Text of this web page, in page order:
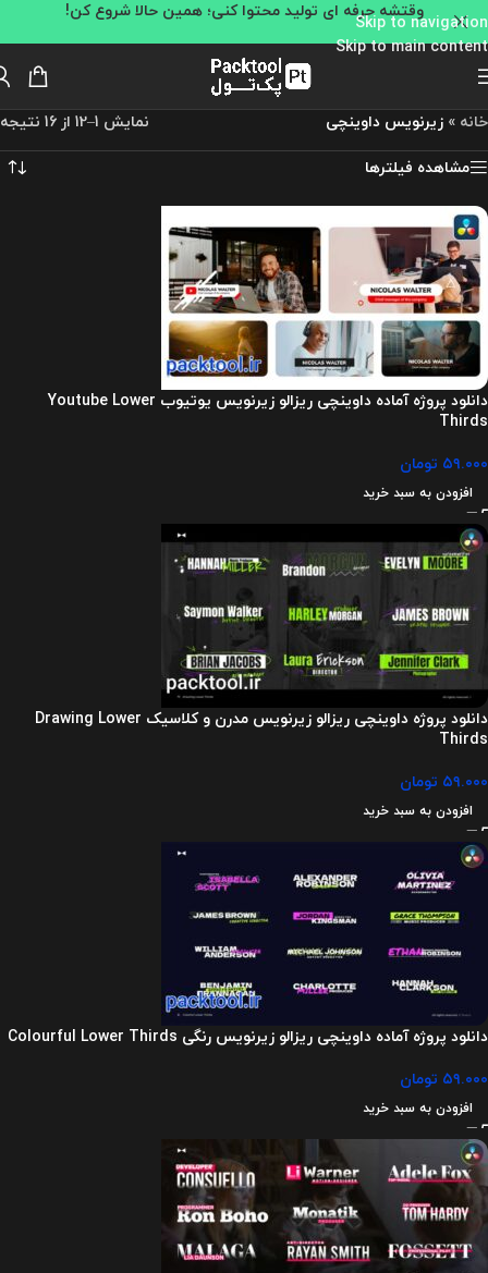
Skip to navigation
Skip to main content
وقتشه حرفه ای تولید محتوا کنی؛ همین حالا شروع کن!
خانه » زیرنویس داوینچی
نمایش 1–12 از 16 نتیجه
مشاهده فیلترها
دانلود پروژه آماده داوینچی ریزالو زیرنویس یوتیوب Youtube Lower
Thirds
۵۹.۰۰۰ تومان
افزودن به سبد خرید
دانلود پروژه داوینچی ریزالو زیرنویس مدرن و کلاسیک Drawing Lower
Thirds
۵۹.۰۰۰ تومان
افزودن به سبد خرید
دانلود پروژه آماده داوینچی ریزالو زیرنویس رنگی Colourful Lower Thirds
۵۹.۰۰۰ تومان
افزودن به سبد خرید